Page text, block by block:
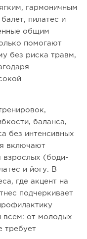
гармоничным
пилатес и
общим
помогают
без риска травм,
баланса,
без интенсивных
включают
взрослых (боди-
и йогу. В
где акцент на
подчеркивает
всем: от молодых
требует